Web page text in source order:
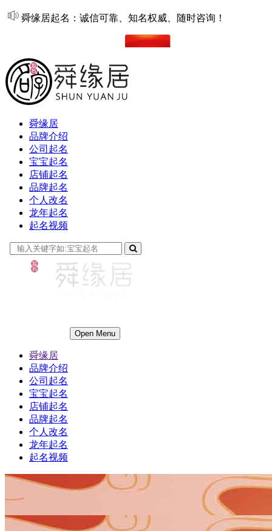
舜缘居起名：诚信可靠、知名权威、随时咨询！
舜缘居
品牌介绍
公司起名
宝宝起名
店铺起名
品牌起名
个人改名
龙年起名
起名视频
Open Menu
舜缘居
品牌介绍
公司起名
宝宝起名
店铺起名
品牌起名
个人改名
龙年起名
起名视频